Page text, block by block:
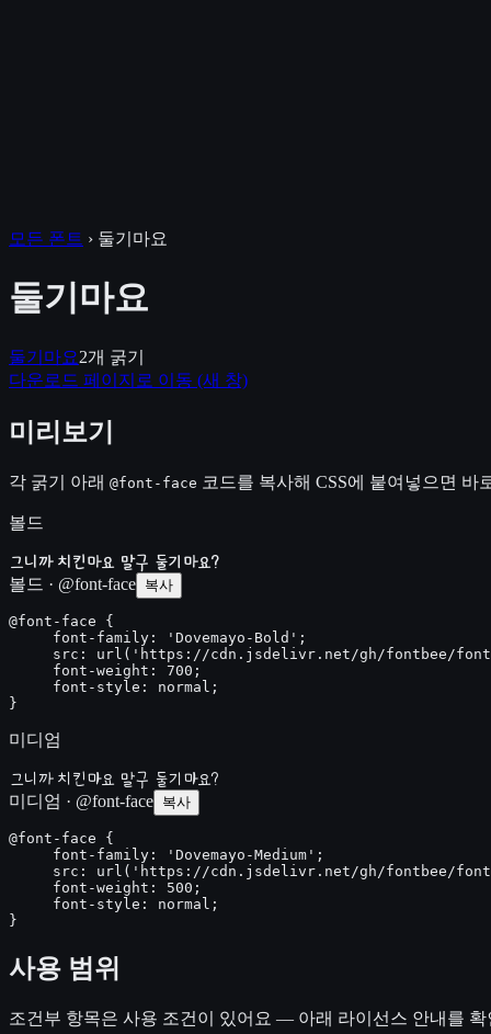
모든 폰트 › 둘기마요
둘기마요
둘기마요2개 굵기
다운로드 페이지로 이동 (새 창)
미리보기
각 굵기 아래 @font-face 코드를 복사해 CSS에 붙여넣으면 바
볼드
그니까 치킨마요 말구 둘기마요?
볼드 · @font-face 복사
@font-face {
     font-family: 'Dovemayo-Bold';
src: url('https://cdn.jsdelivr.net/gh/fontbee/
     font-weight: 700;
     font-style: normal;
}
미디엄
그니까 치킨마요 말구 둘기마요?
미디엄 · @font-face 복사
@font-face {
     font-family: 'Dovemayo-Medium';
src: url('https://cdn.jsdelivr.net/gh/fontbee/
     font-weight: 500;
     font-style: normal;
}
사용 범위
조건부 항목은 사용 조건이 있어요 — 아래 라이선스 안내를 확